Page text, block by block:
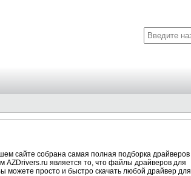
сайте собрана самая полная подборка драйверов
является то, что файлы драйверов для
можете просто и быстро скачать любой драйвер для